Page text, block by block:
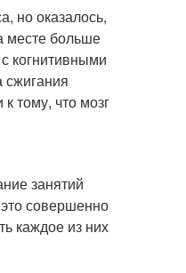
но оказалось,
месте больше
когнитивными
сжигания
тому, что мозг
занятий
совершенно
каждое из них